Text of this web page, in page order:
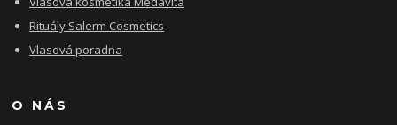
Rituály Salerm Cosmetics
Vlasová poradna
O NÁS